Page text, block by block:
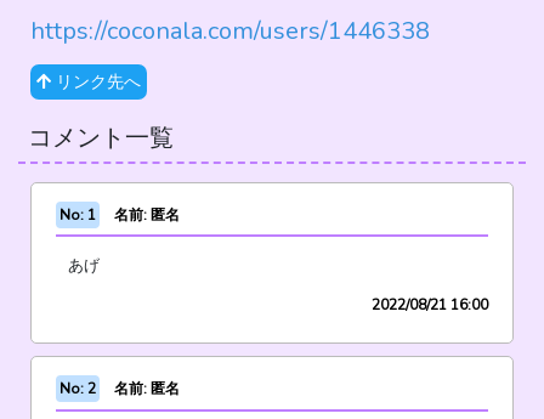
https://coconala.com/users/1446338
リンク先へ
コメント一覧
No: 1 名前: 匿名
あげ
2022/08/21 16:00
No: 2 名前: 匿名